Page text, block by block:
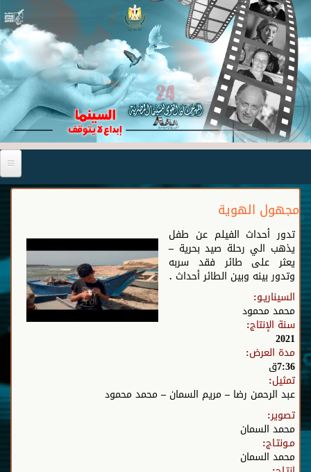
مجهول الهوية
تدور أحداث الفيلم عن طفل
يذهب الي رحلة صيد بحرية –
يعثر على طائر فقد سربه
وتدور بينه وبين الطائر أحداث .
السيناريـو:
محمد محمود
سنة الإنتاج:
2021
مدة العرض:
7:36ق
تمثيل:
عبد الرحمن رضا – مريم السمان – محمد محمود
تصوير:
محمد السمان
مـونتـاج:
محمد السمان